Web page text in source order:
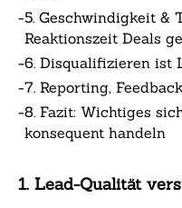
-5. Geschwindigkeit &
Reaktionszeit Deals
-6. Disqualifizieren ist
-7. Reporting,
-8. Fazit: Wichtiges
konsequent handeln
1. Lead-Qualität